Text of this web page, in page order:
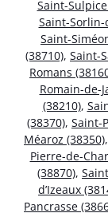
Saint-
Saint-Sorlin-
Saint-
(38710), Saint-
Romans
Romain-de-
(38210),
(38370), Saint-
Méaroz (38350),
Pierre-de-
(38870),
d’Izeaux
Pancrasse